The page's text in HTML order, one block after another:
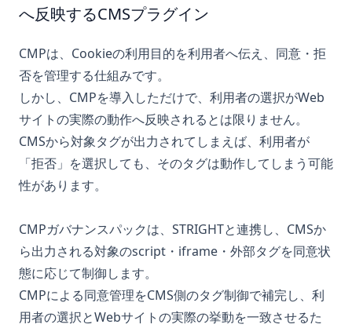
へ反映するCMSプラグイン
CMPは、Cookieの利用目的を利用者へ伝え、同意・拒
否を管理する仕組みです。
しかし、CMPを導入しただけで、利用者の選択がWeb
サイトの実際の動作へ反映されるとは限りません。
CMSから対象タグが出力されてしまえば、利用者が
「拒否」を選択しても、そのタグは動作してしまう可能
性があります。
CMPガバナンスパックは、STRIGHTと連携し、CMSか
ら出力される対象のscript・iframe・外部タグを同意状
態に応じて制御します。
CMPによる同意管理をCMS側のタグ制御で補完し、利
用者の選択とWebサイトの実際の挙動を一致させるた